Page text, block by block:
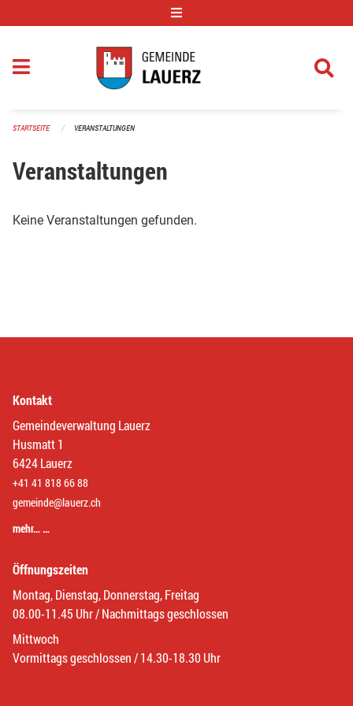
STARTSEITE VERANSTALTUNGEN
Veranstaltungen
Keine Veranstaltungen gefunden.
Kontakt
Gemeindeverwaltung Lauerz
Husmatt 1
6424 Lauerz
+41 41 818 66 88
gemeinde@lauerz.ch
mehr… …
Öffnungszeiten
Montag, Dienstag, Donnerstag, Freitag
08.00-11.45 Uhr / Nachmittags geschlossen
Mittwoch
Vormittags geschlossen / 14.30-18.30 Uhr